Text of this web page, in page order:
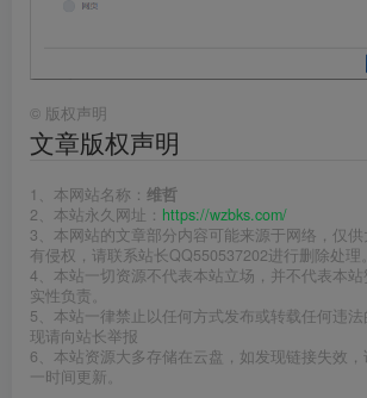
© 版权声明
文章版权声明
1、本网站名称： 维哲
2、本站永久网址： https://wzbks.com/
3、本网站的文章部分内容可能来源于网络，仅
有侵权，请联系站长QQ550537202进行删除处理。
4、本站一切资源不代表本站立场，并不代表本
实性负责。
5、本站一律禁止以任何方式发布或转载任何违
现请向站长举报
6、本站资源大多存储在云盘，如发现链接失效
一时间更新。